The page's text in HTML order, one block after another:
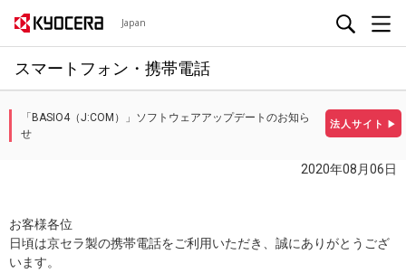
Japan
スマートフォン・携帯電話
法人サイト ▶
「BASIO4（J:COM）」ソフトウェアアップデートのお知ら
せ
2020年08月06日
お客様各位
日頃は京セラ製の携帯電話をご利用いただき、誠にありがとうござ
います。